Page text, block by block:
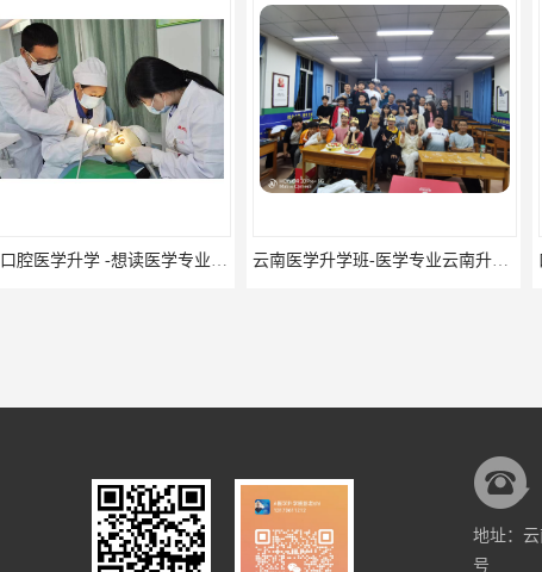
云南医学升学班-医学专业云南升学优势
地址：
号